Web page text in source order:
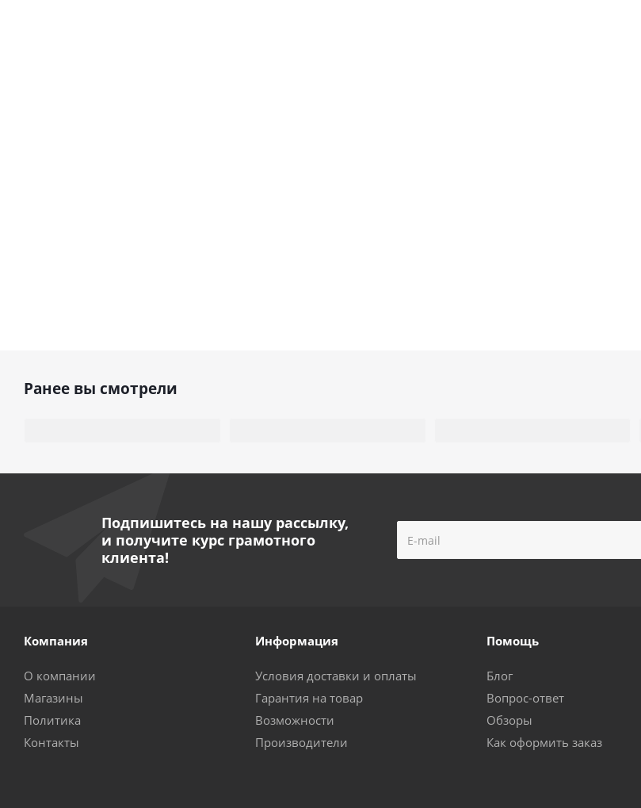
Ранее вы смотрели
Подпишитесь на нашу рассылку,
и получите курс грамотного
клиента!
Компания
О компании
Магазины
Политика
Контакты
Информация
Условия доставки и оплаты
Гарантия на товар
Возможности
Производители
Помощь
Блог
Вопрос-ответ
Обзоры
Как оформить заказ